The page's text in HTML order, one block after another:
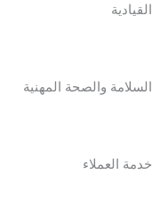
القيادية
السلامة والصحة المهنية
خدمة العملاء